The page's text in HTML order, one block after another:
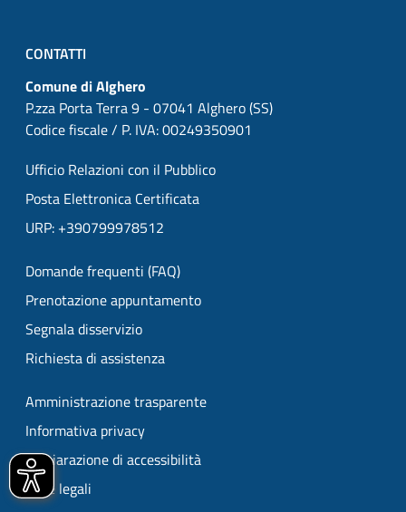
CONTATTI
Comune di Alghero
P.zza Porta Terra 9 - 07041 Alghero (SS)
Codice fiscale / P. IVA: 00249350901
Ufficio Relazioni con il Pubblico
Posta Elettronica Certificata
URP: +390799978512
Domande frequenti (FAQ)
Prenotazione appuntamento
Segnala disservizio
Richiesta di assistenza
Amministrazione trasparente
Informativa privacy
Dichiarazione di accessibilità
Note legali